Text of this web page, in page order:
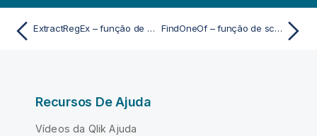
ExtractRegEx – função de script e gráfico FindOneOf – função de script e gráfico
Recursos De Ajuda
Vídeos da Qlik Ajuda